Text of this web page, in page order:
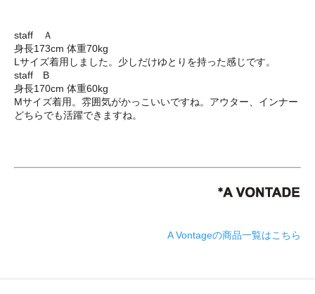
staff Ａ
身長173cm 体重70kg
Lサイズ着用しました。少しだけゆとりを持った感じです。
staff B
身長170cm 体重60kg
Mサイズ着用。雰囲気がかっこいいですね。アウター、インナー
どちらでも活躍できますね。
A Vontageの商品一覧はこちら